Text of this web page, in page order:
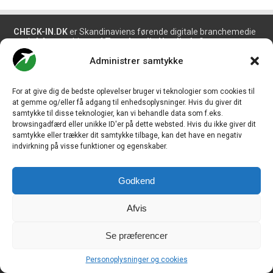
Administrer samtykke
For at give dig de bedste oplevelser bruger vi teknologier som cookies til
at gemme og/eller få adgang til enhedsoplysninger. Hvis du giver dit
samtykke til disse teknologier, kan vi behandle data som f.eks.
browsingadfærd eller unikke ID'er på dette websted. Hvis du ikke giver dit
samtykke eller trækker dit samtykke tilbage, kan det have en negativ
indvirkning på visse funktioner og egenskaber.
Godkend
Afvis
Se præferencer
Personoplysninger og cookies
CHECK-IN.DKer Skandinaviens førende digitale branchemedie
om luftfart og drives afTravelmedia Nordic ApS.
Ansvarshavende redaktør:
Ole Kirchert Christensen
Redaktionen:
Christian Granhøj Skouboe
Henrik Baumgarten
Danny Longhi Andreasen
Mathias Majlund Laursen
Salg og jobannoncer:
JHV Media Consult.